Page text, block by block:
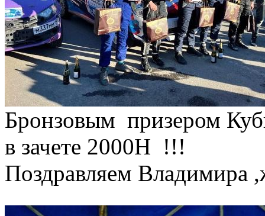
Бронзовым призером
в зачете 2000Н !!!
Поздравляем Владимира